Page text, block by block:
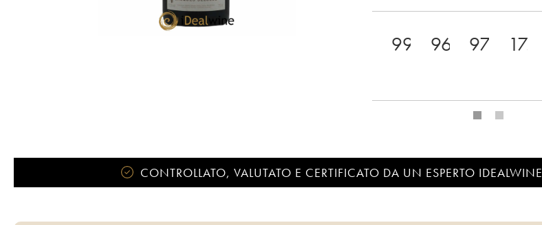
99 96 97 17.5
CONTROLLATO, VALUTATO E CERTIFICATO DA UN ESPERTO IDEALWINE